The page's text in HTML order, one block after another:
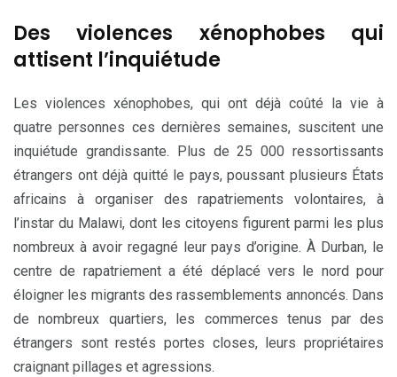
Des violences xénophobes qui
attisent l’inquiétude
Les violences xénophobes, qui ont déjà coûté la vie à
quatre personnes ces dernières semaines, suscitent une
inquiétude grandissante. Plus de 25 000 ressortissants
étrangers ont déjà quitté le pays, poussant plusieurs États
africains à organiser des rapatriements volontaires, à
l’instar du Malawi, dont les citoyens figurent parmi les plus
nombreux à avoir regagné leur pays d’origine. À Durban, le
centre de rapatriement a été déplacé vers le nord pour
éloigner les migrants des rassemblements annoncés. Dans
de nombreux quartiers, les commerces tenus par des
étrangers sont restés portes closes, leurs propriétaires
craignant pillages et agressions.